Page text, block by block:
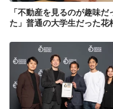
「不動産を見るのが趣味だ
た」普通の大学生だった花